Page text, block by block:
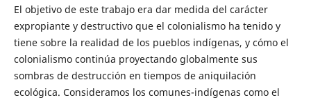
El objetivo de este trabajo era dar medida del carácter
expropiante y destructivo que el colonialismo ha tenido y
tiene sobre la realidad de los pueblos indígenas, y cómo el
colonialismo continúa proyectando globalmente sus
sombras de destrucción en tiempos de aniquilación
ecológica. Consideramos los comunes-indígenas como el